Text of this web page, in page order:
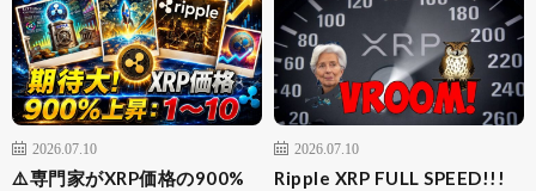
2026.07.10
⚠️専門家がXRP価格の900%
2026.07.10
Ripple XRP FULL SPEED!!!